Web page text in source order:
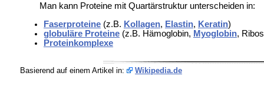
Man kann Proteine mit Quartärstruktur unterscheiden in:
Faserproteine(z.B. Kollagen, Elastin, Keratin)
globuläre Proteine(z.B. Hämoglobin, Myoglobin,
Proteinkomplexe
Basierend auf einem Artikel in: Wikipedia.de